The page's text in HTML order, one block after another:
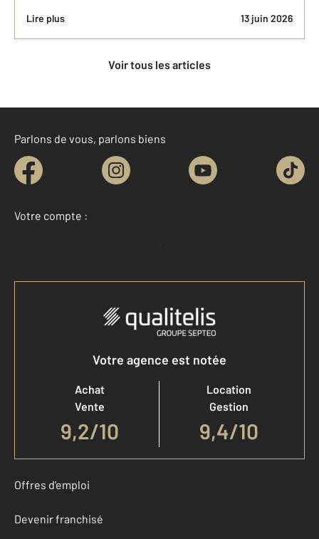
Lire plus 13 juin 2026
Voir tous les articles
Parlons de vous, parlons biens
Votre compte :
Accéder à mon compte
Votre agence est notée
Achat
Vente
9,2/10
Location
Gestion
9,4/10
Offres d'emploi
Devenir franchisé